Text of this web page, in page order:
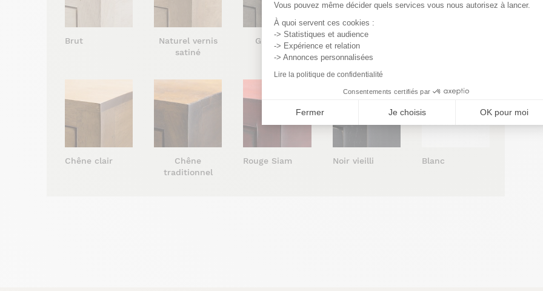
Vous pouvez même décider quels services vous nous autorisez à lancer.
À quoi servent ces cookies :
-> Statistiques et audience
-> Expérience et relation
-> Annonces personnalisées
Lire la politique de confidentialité
Consentements certifiés par
Fermer Je choisis OK pour moi
Brut
Naturel vernis
satiné
Gris vernis
satiné
Cendré vernis
satiné
Chêne clair
Chêne
traditionnel
Rouge Siam Noir vieilli Blanc